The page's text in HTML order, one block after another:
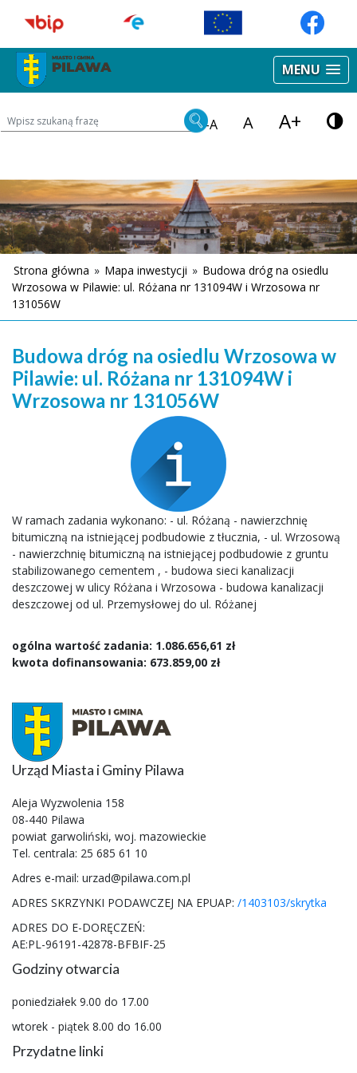
MENU
Wyszukiwarka treści na stronie -A A A+
Strona główna » Mapa inwestycji » Budowa dróg na osiedlu
Wrzosowa w Pilawie: ul. Różana nr 131094W i Wrzosowa nr
131056W
Budowa dróg na osiedlu Wrzosowa w
Pilawie: ul. Różana nr 131094W i
Wrzosowa nr 131056W
W ramach zadania wykonano: - ul. Różaną - nawierzchnię
bitumiczną na istniejącej podbudowie z tłucznia, - ul. Wrzosową
- nawierzchnię bitumiczną na istniejącej podbudowie z gruntu
stabilizowanego cementem , - budowa sieci kanalizacji
deszczowej w ulicy Różana i Wrzosowa - budowa kanalizacji
deszczowej od ul. Przemysłowej do ul. Różanej
ogólna wartość zadania: 1.086.656,61 zł
kwota dofinansowania: 673.859,00 zł
Urząd Miasta i Gminy Pilawa
Aleja Wyzwolenia 158
08-440 Pilawa
powiat garwoliński, woj. mazowieckie
Tel. centrala: 25 685 61 10
Adres e-mail: urzad@pilawa.com.pl
ADRES SKRZYNKI PODAWCZEJ NA EPUAP: /1403103/skrytka
ADRES DO E-DORĘCZEŃ:
AE:PL-96191-42878-BFBIF-25
Godziny otwarcia
poniedziałek 9.00 do 17.00
wtorek - piątek 8.00 do 16.00
Przydatne linki